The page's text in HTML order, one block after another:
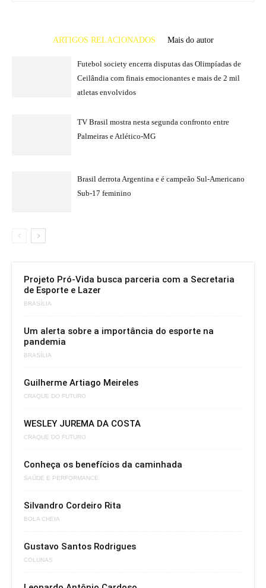
ARTIGOS RELACIONADOS Mais do autor
Futebol society encerra disputas das Olimpíadas de
Ceilândia com finais emocionantes e mais de 2 mil
atletas envolvidos
TV Brasil mostra nesta segunda confronto entre
Palmeiras e Atlético-MG
Brasil derrota Argentina e é campeão Sul-Americano
Sub-17 feminino
Projeto Pró-Vida busca parceria com a Secretaria
de Esporte e Lazer
BRASÍLIA
Um alerta sobre a importância do esporte na
pandemia
BRASÍLIA
Guilherme Artiago Meireles
CRAQUE DO FUTURO
WESLEY JUREMA DA COSTA
CRAQUE DO FUTURO
Conheça os benefícios da caminhada
SAÚDE E PERFORMANCE
Silvandro Cordeiro Rita
BOLA CHEIA
Gustavo Santos Rodrigues
COLUNAS